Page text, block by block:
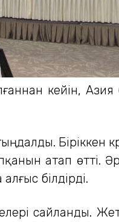
кейін, Азия
Біріккен
атап өтті.
білдірді.
сайланды.